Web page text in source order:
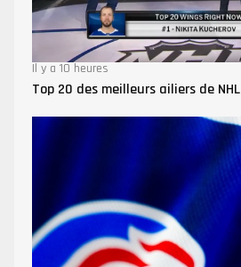
Il y a 10 heures
Top 20 des meilleurs ailiers de NHL